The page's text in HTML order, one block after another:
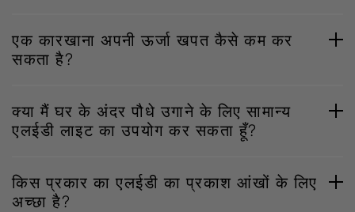
एक कारखाना अपनी ऊर्जा खपत कैसे कम कर
सकता है?
क्या मैं घर के अंदर पौधे उगाने के लिए सामान्य
एलईडी लाइट का उपयोग कर सकता हूँ?
किस प्रकार का एलईडी का प्रकाश आंखों के लिए
अच्छा है?